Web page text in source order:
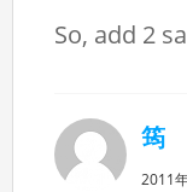
So, add 2
筠
2011